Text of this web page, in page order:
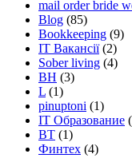
mail order bride
Blog (85)
Bookkeeping (9)
IT Вакансії(2)
Sober living (4)
BH (3)
L (1)
pinuptoni (1)
IT Образование
BT (1)
Финтех (4)